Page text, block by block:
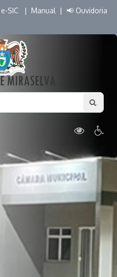
e-SIC | Manual | 📢 Ouvidoria